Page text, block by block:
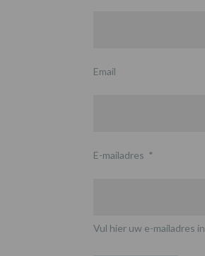
Email
E-mailadres *
Vul hier uw e-mailadres in